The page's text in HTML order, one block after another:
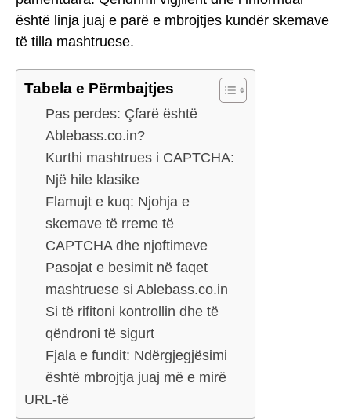
është linja juaj e parë e mbrojtjes kundër skemave
të tilla mashtruese.
Tabela e Përmbajtjes
Pas perdes: Çfarë është
Ablebass.co.in?
Kurthi mashtrues i CAPTCHA:
Një hile klasike
Flamujt e kuq: Njohja e
skemave të rreme të
CAPTCHA dhe njoftimeve
Pasojat e besimit në faqet
mashtruese si Ablebass.co.in
Si të rifitoni kontrollin dhe të
qëndroni të sigurt
Fjala e fundit: Ndërgjegjësimi
është mbrojtja juaj më e mirë
URL-të